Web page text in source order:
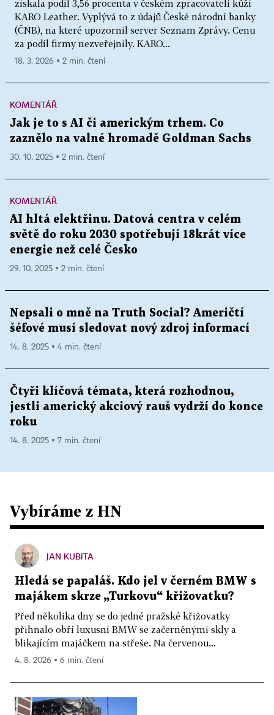
získala podíl 3,56 procenta v českém zpracovateli kůží
KARO Leather. Vyplývá to z údajů České národní banky
(ČNB), na které upozornil server Seznam Zprávy. Cenu
za podíl firmy nezveřejnily. KARO...
18. 3. 2026 ▪ 2 min. čtení
KOMENTÁŘ
Jak je to s AI či americkým trhem. Co
zaznělo na valné hromadě Goldman Sachs
30. 10. 2025 ▪ 2 min. čtení
KOMENTÁŘ
AI hltá elektřinu. Datová centra v celém
světě do roku 2030 spotřebují 18krát více
energie než celé Česko
29. 10. 2025 ▪ 2 min. čtení
Nepsali o mně na Truth Social? Američtí
šéfové musí sledovat nový zdroj informací
14. 8. 2025 ▪ 4 min. čtení
Čtyři klíčová témata, která rozhodnou,
jestli americký akciový rauš vydrží do konce
roku
14. 8. 2025 ▪ 7 min. čtení
Vybíráme z HN
JAN KUBITA
Hledá se papaláš. Kdo jel v černém BMW s
majákem skrze „Turkovu“ křižovatku?
Před několika dny se do jedné pražské křižovatky
přihnalo obří luxusní BMW se začerněnými skly a
blikajícím majáčkem na střeše. Na červenou...
4. 8. 2026 ▪ 6 min. čtení